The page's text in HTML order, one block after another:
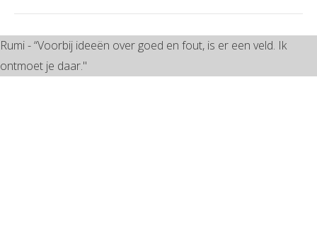
Rumi - “Voorbij ideeën over goed en fout, is er een veld. Ik
ontmoet je daar."